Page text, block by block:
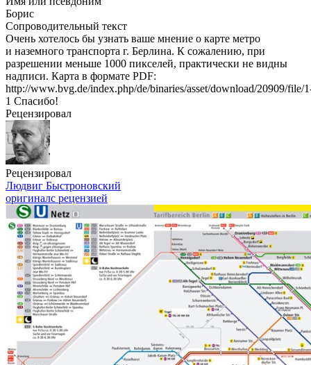
Борис
Сопроводительный текст
Очень хотелось бы узнать ваше мнение о карте метро
и наземного транспорта г. Берлина. К сожалению, при
разрешении меньше 1000 пикселей, практически не видны
надписи. Карта в формате PDF:
http://www.bvg.de/index.php/de/binaries/asset/download/20909/file/
1 Спасибо!
Рецензировал
Рецензировал
Людвиг Быстроновский
оригиналс рецензией